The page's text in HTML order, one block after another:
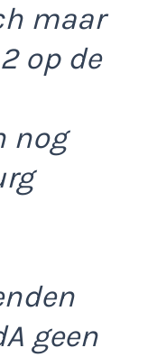
maar
op de
nog
geen